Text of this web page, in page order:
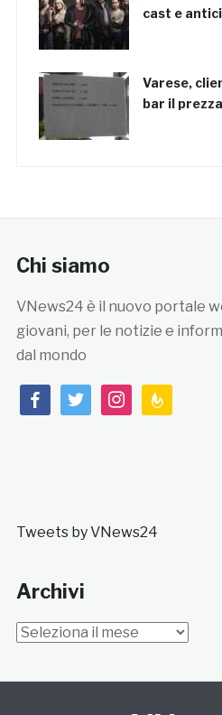
cast e
Varese,
bar il
Chi siamo
VNews24 è il nuovo portale
giovani, per le notizie e
dal mondo
facebooktwitterinstagramfeedburner
Tweets by VNews24
Archivi
Archivi